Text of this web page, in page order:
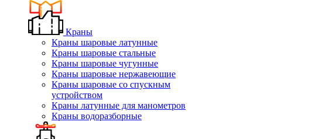
Краны
Краны шаровые латунные
Краны шаровые стальные
Краны шаровые чугунные
Краны шаровые нержавеющие
Краны шаровые со спускным
устройством
Краны латунные для манометров
Краны водоразборные